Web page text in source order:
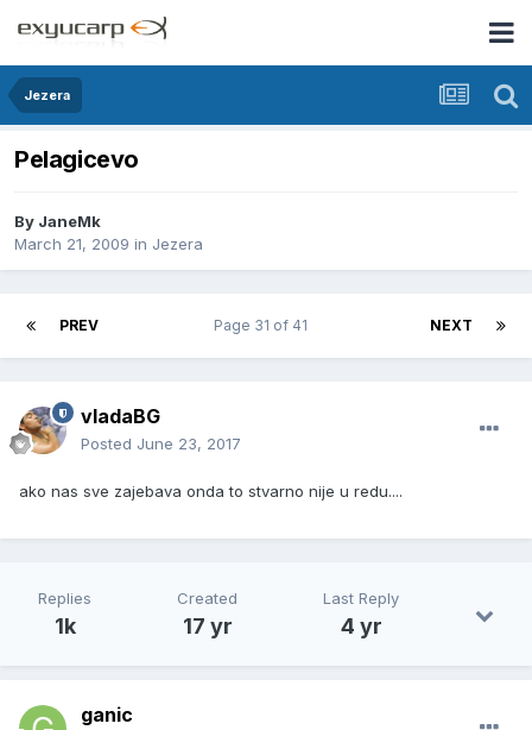
Jezera
Pelagicevo
By JaneMk
March 21, 2009 in Jezera
PREV NEXT
Page 31 of 41
vladaBG
Posted June 23, 2017
ako nas sve zajebava onda to stvarno nije u redu....
Replies
1k
Created
17 yr
Last Reply
4 yr
ganic